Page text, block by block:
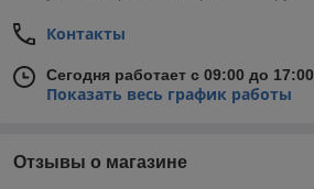
Контакты
Сегодня работает с 09:00 до 17:00
Показать весь график работы
Отзывы о магазине